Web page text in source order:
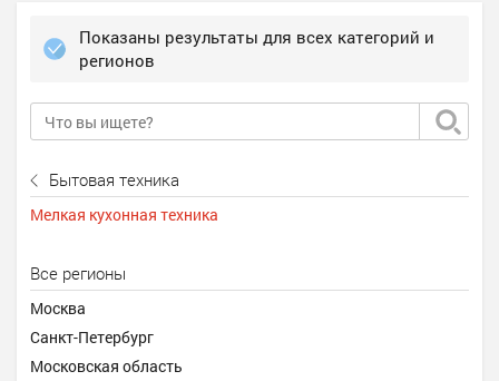
Показаны результаты для всех категорий и
регионов
Бытовая техника
Мелкая кухонная техника
Все регионы
Москва
Санкт-Петербург
Московская область